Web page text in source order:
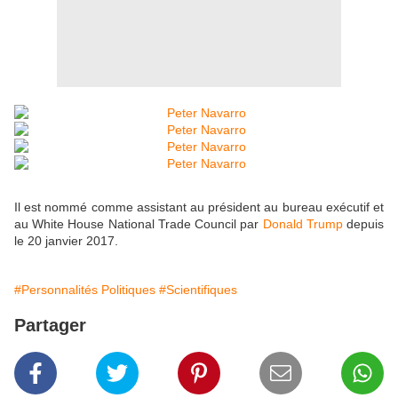
Il est nommé comme assistant au président au bureau exécutif et
au White House National Trade Council par Donald Trumpdepuis
le 20 janvier 2017.
#Personnalités Politiques #Scientifiques
Partager